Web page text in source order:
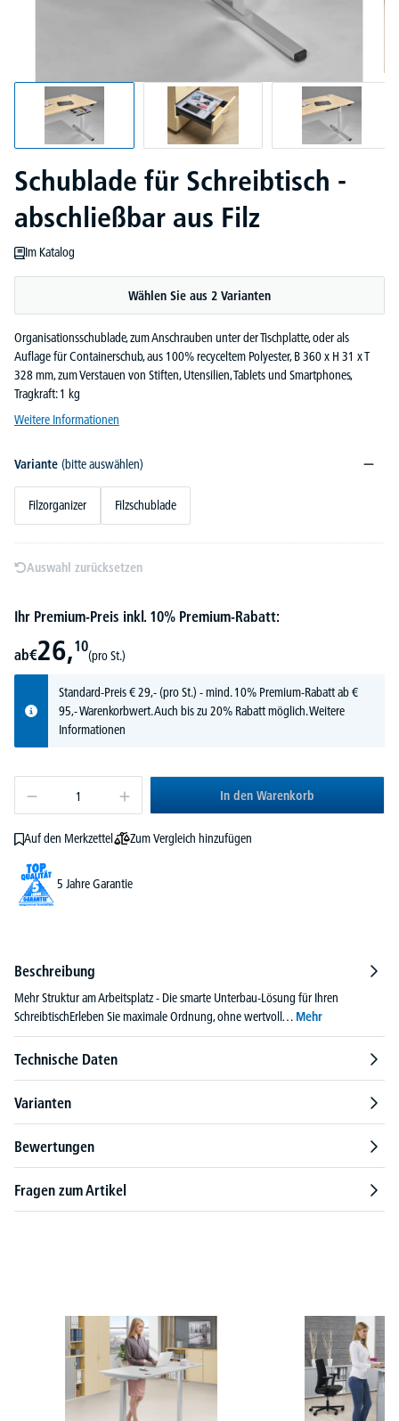
Schublade für Schreibtisch -
abschließbar aus Filz
Im Katalog
Wählen Sie aus 2 Varianten
Organisationsschublade, zum Anschrauben unter der Tischplatte, oder als
Auflage für Containerschub, aus 100% recyceltem Polyester, B 360 x H 31 x T
328 mm, zum Verstauen von Stiften, Utensilien, Tablets und Smartphones,
Tragkraft: 1 kg
Weitere Informationen
Variante (bitte auswählen)
Filzorganizer Filzschublade
Auswahl zurücksetzen
Ihr Premium-Preis inkl. 10% Premium-Rabatt:
ab€26,10
(pro St.)
Standard-Preis€29,-(pro St.) - mind. 10% Premium-Rabatt ab €
95,- Warenkorbwert. Auch bis zu 20% Rabatt möglich.Weitere
Informationen
In den Warenkorb
Auf den Merkzettel Zum Vergleich hinzufügen
5 Jahre Garantie
Beschreibung
Mehr Struktur am Arbeitsplatz - Die smarte Unterbau-Lösung für Ihren
SchreibtischErleben Sie maximale Ordnung, ohne wertvoll… Mehr
Technische Daten
Varianten
Bewertungen
Fragen zum Artikel